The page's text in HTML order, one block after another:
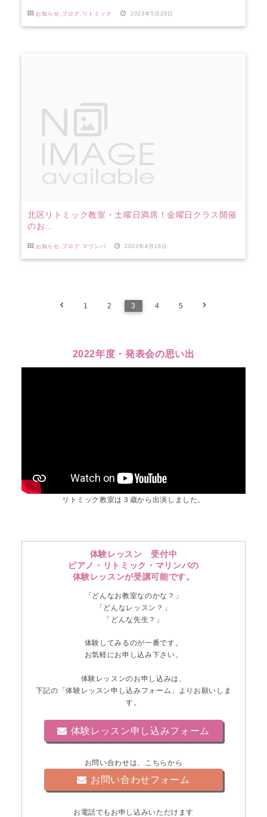
お知らせ , ブログ , リトミック 2023年5月20日
北区リトミック教室・土曜日満席！金曜日クラス開催
のお...
お知らせ ブログ マリンバ 2023年4月16日
1 2 3 4 5
2022年度・発表会の思い出
リトミック教室は３歳から出演しました。
体験レッスン 受付中
ピアノ・リトミック・マリンバの
体験レッスンが受講可能です。
「どんなお教室なのかな？」
「どんなレッスン？」
「どんな先生？」
体験してみるのが一番です。
お気軽にお申し込み下さい。
体験レッスンのお申し込みは、
下記の「体験レッスン申し込みフォーム」よりお願いしま
す。
体験レッスン申し込みフォーム
お問い合わせは、こちらから
お問い合わせフォーム
お電話でもお申し込みいただけます